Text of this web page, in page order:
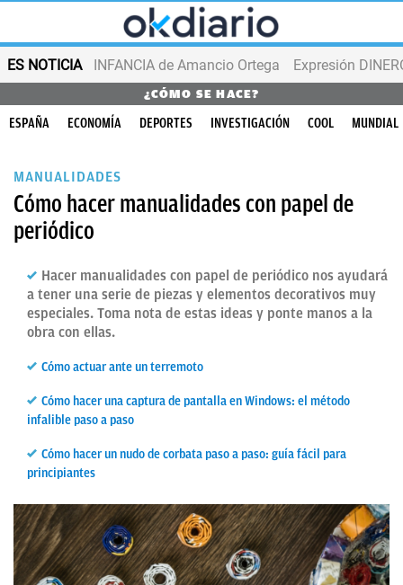
ES NOTICIA INFANCIA de Amancio Ortega Expresión
¿CÓMO SE HACE?
ESPAÑA ECONOMÍA DEPORTES INVESTIGACIÓN COOL MUNDIAL
MANUALIDADES
Cómo hacer manualidades con papel de
periódico
Hacer manualidades con papel de periódico nos ayudará
a tener una serie de piezas y elementos decorativos muy
especiales. Toma nota de estas ideas y ponte manos a la
obra con ellas.
Cómo actuar ante un terremoto
Cómo hacer una captura de pantalla en Windows: el método
infalible paso a paso
Cómo hacer un nudo de corbata paso a paso: guía fácil para
principiantes